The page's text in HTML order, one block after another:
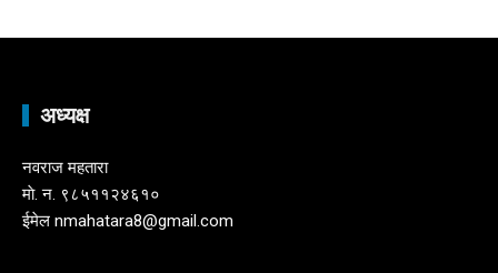
अध्यक्ष
नवराज महतारा
माे. न. ९८५११२४६१०
ईमेल nmahatara8@gmail.com